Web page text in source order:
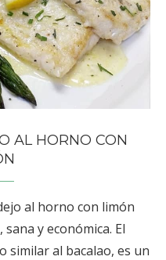
AL HORNO CON
al horno con limón
y económica. El
similar al bacalao, es un